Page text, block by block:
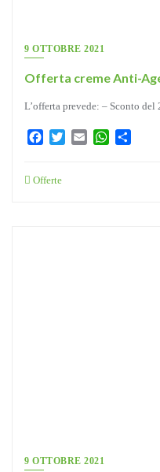
9 OTTOBRE 2021
Offerta creme Anti-
L’offerta prevede: – Sconto
FacebookTwitterEmail WhatsApp
Offerte
9 OTTOBRE 2021